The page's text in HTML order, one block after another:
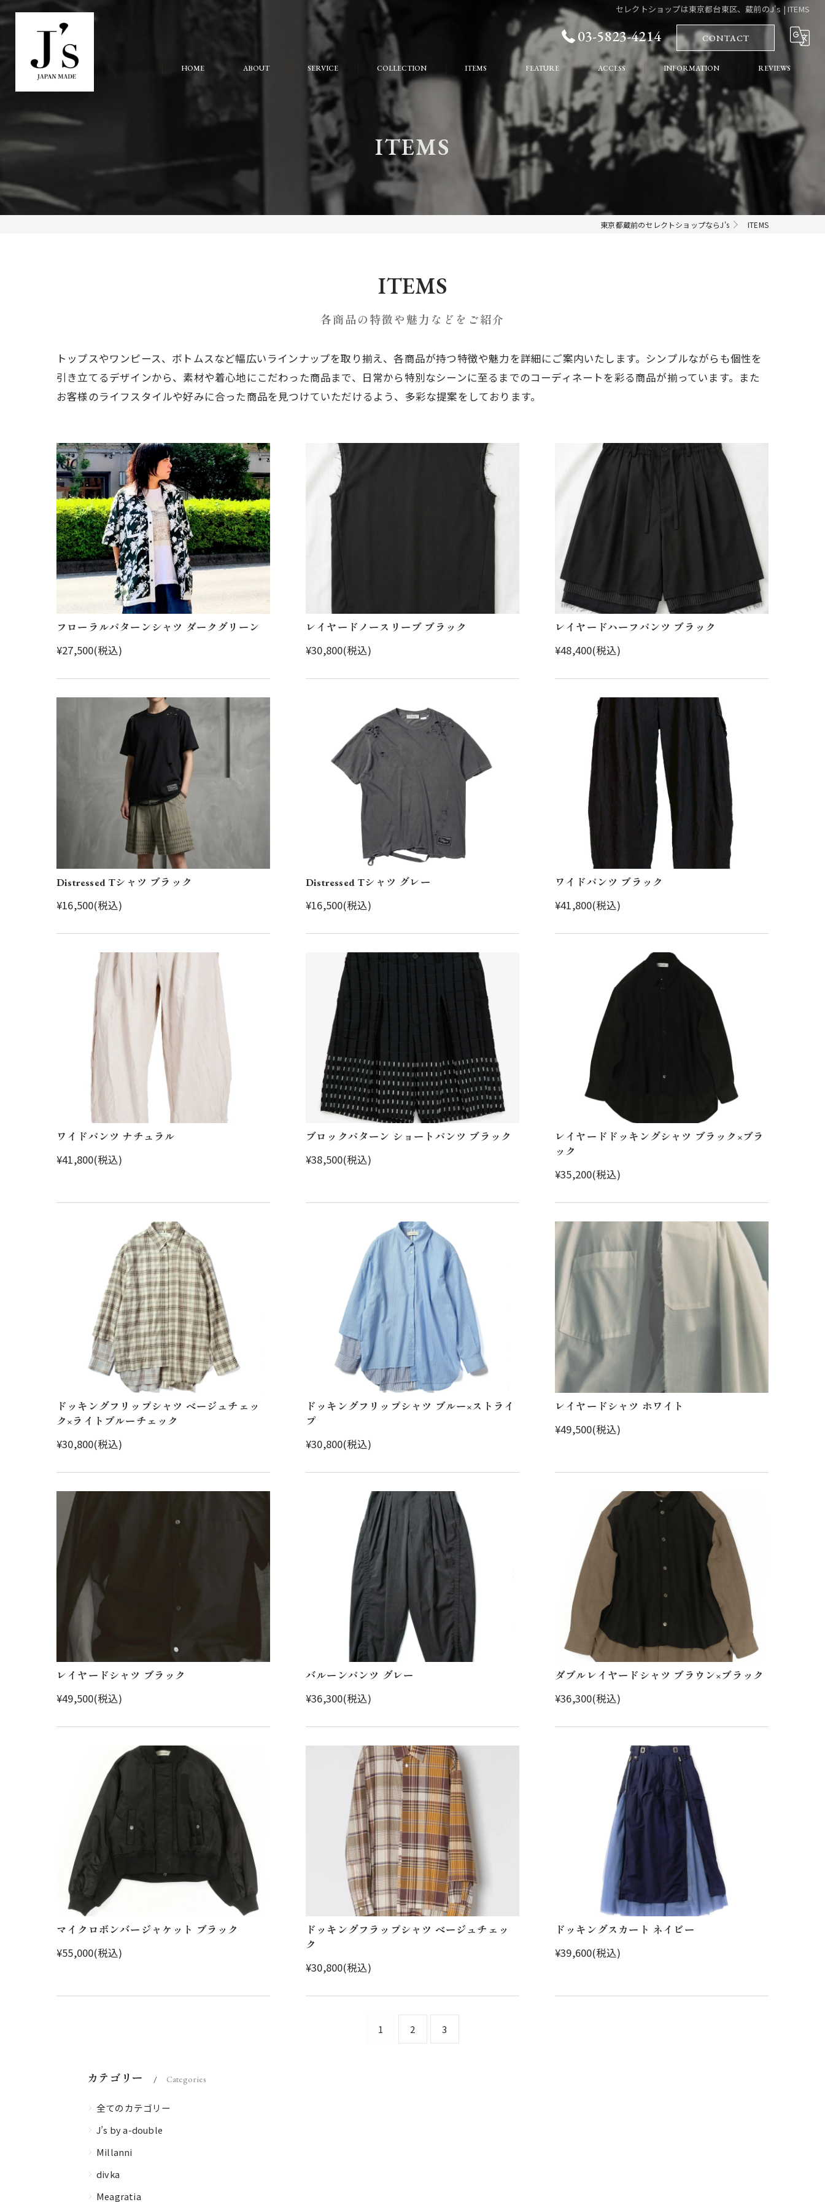
セレクトショップは東京都台東区、蔵前のJ's | ITEMS
03-5823-4214 CONTACT
HOME ABOUT SERVICE COLLECTION ITEMS FEATURE
おしゃれ
個性的
モード
ACCESS INFORMATION
COLUMN
REVIEWS
ITEMS
東京都蔵前のセレクトショップならJ's ITEMS
ITEMS
各商品の特徴や魅力などをご紹介
トップスやワンピース、ボトムスなど幅広いラインナップを取り揃え、各商品が持つ特徴や魅力を詳細にご案内いたします。シンプルながらも個性を
引き立てるデザインから、素材や着心地にこだわった商品まで、日常から特別なシーンに至るまでのコーディネートを彩る商品が揃っています。また
お客様のライフスタイルや好みに合った商品を見つけていただけるよう、多彩な提案をしております。
フローラルパターンシャツ ダークグリーン
¥27,500(税込)
レイヤードノースリーブ ブラック
¥30,800(税込)
レイヤードハーフパンツ ブラック
¥48,400(税込)
Distressed Tシャツ ブラック
¥16,500(税込)
Distressed Tシャツ グレー
¥16,500(税込)
ワイドパンツ ブラック
¥41,800(税込)
ワイドパンツ ナチュラル
¥41,800(税込)
ブロックパターン ショートパンツ ブラック
¥38,500(税込)
レイヤードドッキングシャツ ブラック×ブラ
ック
¥35,200(税込)
ドッキングフリップシャツ ベージュチェッ
ク×ライトブルーチェック
¥30,800(税込)
ドッキングフリップシャツ ブルー×ストライ
プ
¥30,800(税込)
レイヤードシャツ ホワイト
¥49,500(税込)
レイヤードシャツ ブラック
¥49,500(税込)
バルーンパンツ グレー
¥36,300(税込)
ダブルレイヤードシャツ ブラウン×ブラック
¥36,300(税込)
マイクロボンバージャケット ブラック
¥55,000(税込)
ドッキングフラップシャツ ベージュチェッ
ク
¥30,800(税込)
ドッキングスカート ネイビー
¥39,600(税込)
1 2 3
カテゴリー Categories
全てのカテゴリー
J’s by a-double
Millanni
divka
Meagratia